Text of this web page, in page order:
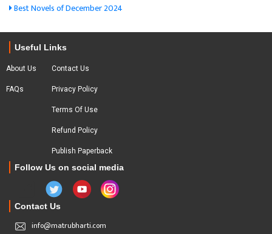
Best Novels of December 2024
Useful Links
About Us
FAQs
Contact Us
Privacy Policy
Terms Of Use
Refund Policy
Publish Paperback
Follow Us on social media
Contact Us
info@matrubharti.com